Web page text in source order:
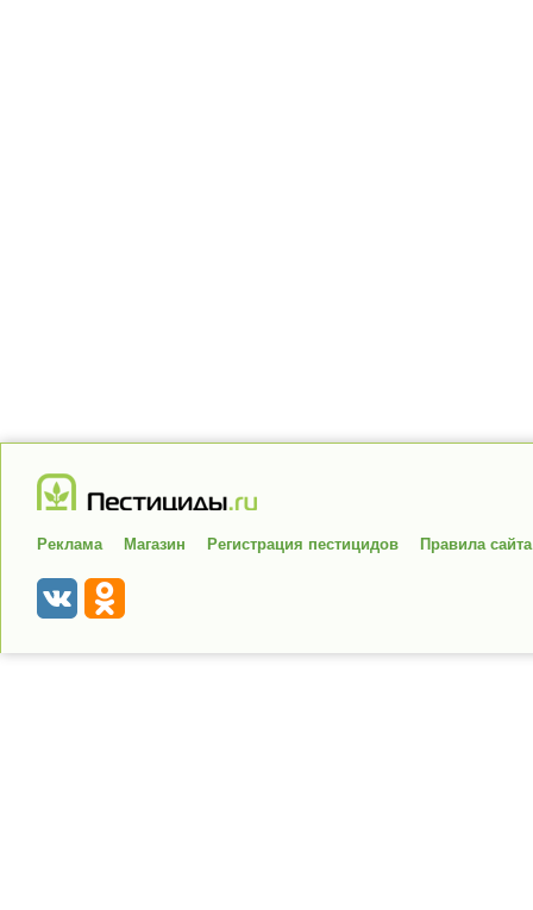
Реклама Магазин Регистрация пестицидов Правила сайта